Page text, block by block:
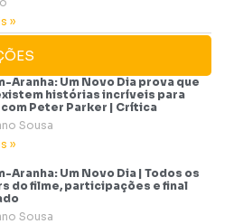
»
Aranha: Um Novo Dia prova que
histórias incríveis para
Peter Parker | Crítica
Sousa
»
Aranha: Um Novo Dia | Todos os
do filme, participações e final
Sousa